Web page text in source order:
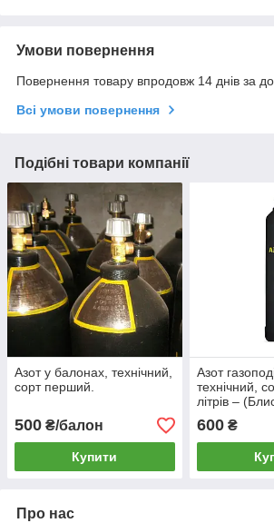
Умови повернення
Повернення товару впродовж 14 днів за
Всі умови повернення
Подібні товари компанії
Азот у балонах, технічний,
сорт перший.
500 ₴/балон
Купити
Азот
технічний,
літрів –
Нова, 1-а)
600₴
Про нас